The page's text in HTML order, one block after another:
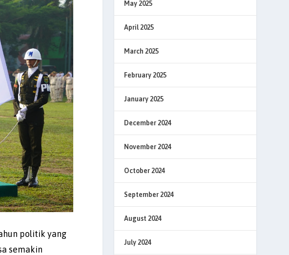
politik yang
semakin
May 2025
April 2025
March 2025
February 2025
January 2025
December 2024
November 2024
October 2024
September 2024
August 2024
July 2024